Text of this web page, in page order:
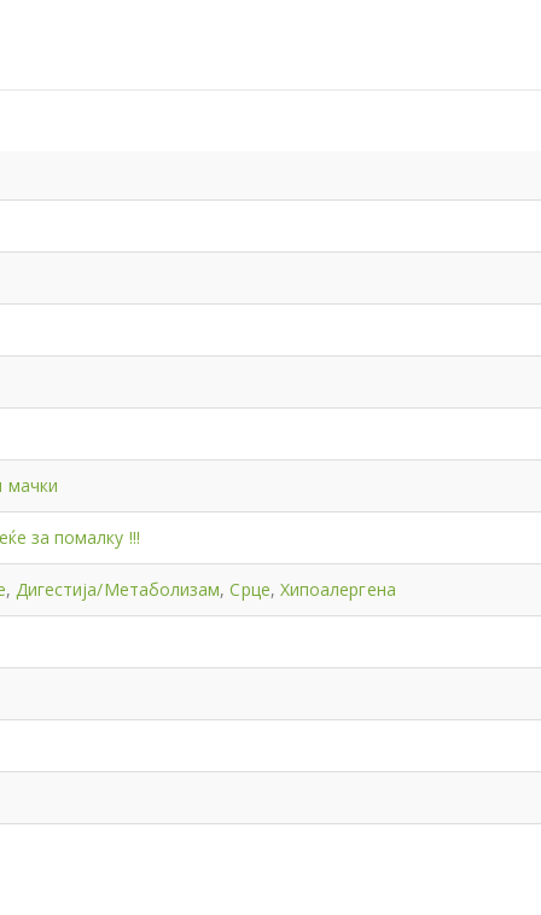
мачки
за помалку !!!
, Дигестија/Метаболизам,Срце, Хипоалергена